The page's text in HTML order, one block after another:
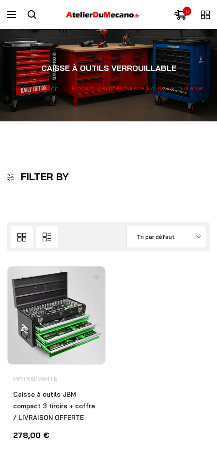
0
CAISSE À OUTILS VERROUILLABLE
Home Shop Produits identifiés “caisse à outils verrouillable”
FILTER BY
Tri par défaut
MINI SERVANTE
Caisse à outils JBM
compact 3 tiroirs + coffre
/ LIVRAISON OFFERTE
278,00 €